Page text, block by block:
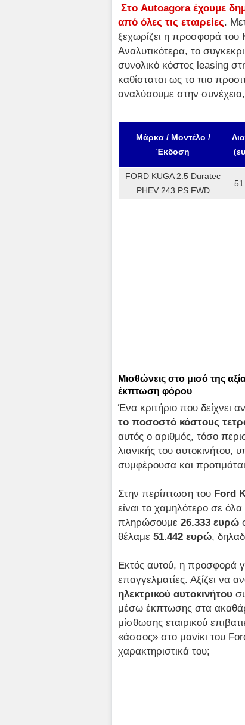
Στο Autoagora έχουμε
από όλες τις εταιρείες.
ξεχωρίζει η προσφορά του
Αναλυτικότερα, το
συνολικό κόστος leasing
καθίσταται ως το πιο
αναλύσουμε στην
Μάρκα / Μοντέλο /
Έκδοση
FORD KUGA 2.5 Duratec
PHEV 243 PS FWD
Μισθώνεις στο μισό της
έκπτωση φόρου
Ένα κριτήριο που δείχνει
το ποσοστό κόστους
αυτός ο αριθμός, τόσο
λιανικής του αυτοκινήτου,
συμφέρουσα και
Στην περίπτωση του Ford
είναι το χαμηλότερο σε
πληρώσουμε 26.333 ευρώ
θέλαμε 51.442 ευρώ,
Εκτός αυτού, η προσφορά
επαγγελματίες. Αξίζει να
ηλεκτρικού αυτοκινήτου
μέσω έκπτωσης στα
μίσθωσης εταιρικού
«άσσος» στο μανίκι του
χαρακτηριστικά του;